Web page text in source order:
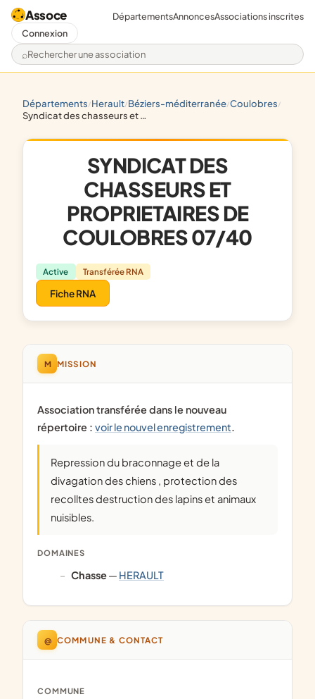
Assoce
Rechercher une association
DépartementsAnnoncesAssociations inscrites
Connexion
départements/ herault/ béziers-méditerranée/ coulobres/
syndicat des chasseurs et proprietaires de coulobres 07/40
SYNDICAT DES
CHASSEURS ET
PROPRIETAIRES DE
COULOBRES 07/40
Active Transférée RNA
Fiche RNA
M MISSION
Association transférée dans le nouveau
répertoire : voir le nouvel enregistrement.
Repression du braconnage et de la
divagation des chiens , protection des
recolltes destruction des lapins et animaux
nuisibles.
DOMAINES
chasse— HERAULT
@ COMMUNE & CONTACT
COMMUNE